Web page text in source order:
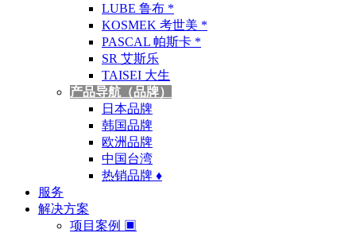
LUBE 鲁布 *
KOSMEK 考世美 *
PASCAL 帕斯卡 *
SR 艾斯乐
TAISEI 大生
产品导航（品牌）
日本品牌
韩国品牌
欧洲品牌
中国台湾
热销品牌 ♦
服务
解决方案
项目案例 ▣